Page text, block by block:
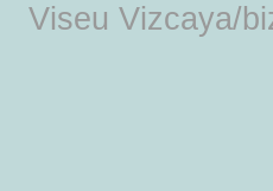
Viseu Vizcaya/